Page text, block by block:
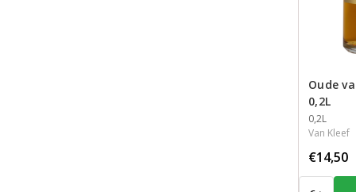
Oude
0,2L
Inhoud
0,2L
Van Kleef
€14,50